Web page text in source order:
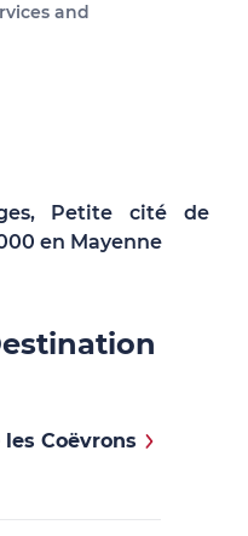
and
Petite cité de
en Mayenne
Coëvrons